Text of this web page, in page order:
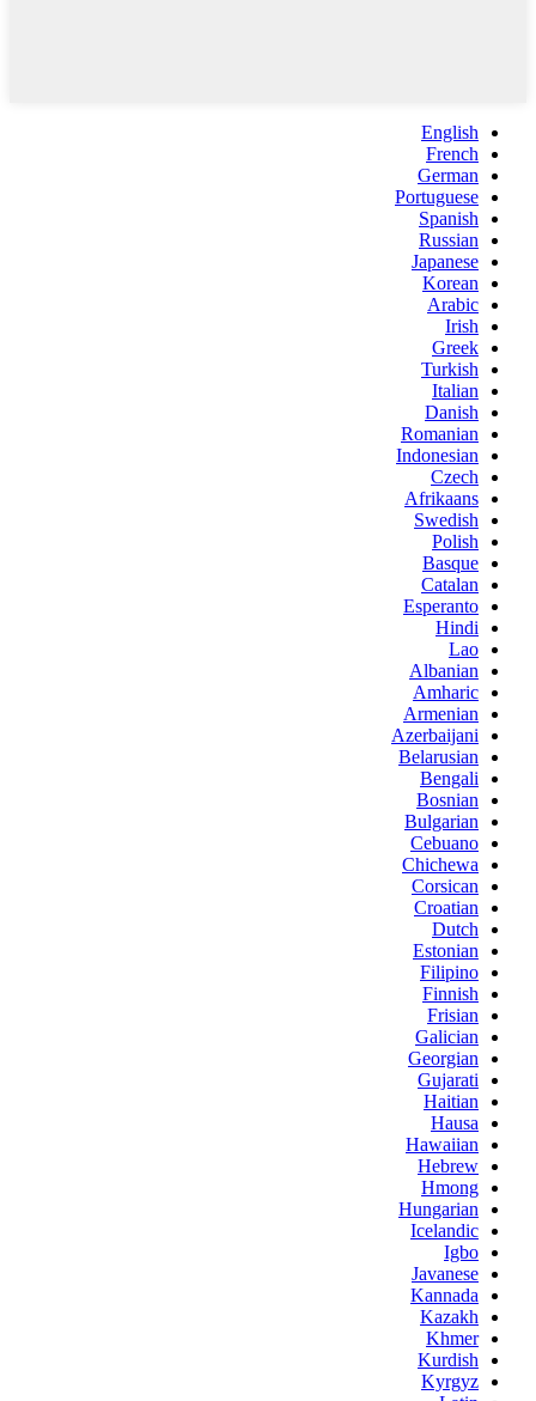
English
French
German
Portuguese
Spanish
Russian
Japanese
Korean
Arabic
Irish
Greek
Turkish
Italian
Danish
Romanian
Indonesian
Czech
Afrikaans
Swedish
Polish
Basque
Catalan
Esperanto
Hindi
Lao
Albanian
Amharic
Armenian
Azerbaijani
Belarusian
Bengali
Bosnian
Bulgarian
Cebuano
Chichewa
Corsican
Croatian
Dutch
Estonian
Filipino
Finnish
Frisian
Galician
Georgian
Gujarati
Haitian
Hausa
Hawaiian
Hebrew
Hmong
Hungarian
Icelandic
Igbo
Javanese
Kannada
Kazakh
Khmer
Kurdish
Kyrgyz